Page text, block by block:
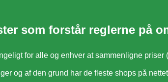
som forstår reglerne på
for alle og enhver at sammenligne priser
og af den grund har de fleste shops på